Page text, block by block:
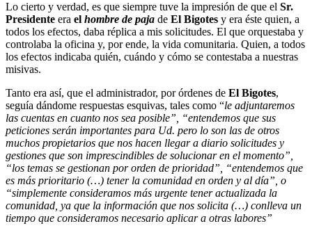
Lo cierto y verdad, es que siempre tuve la impresión de que el Sr.
Presidente era el hombre de paja de El Bigotes y era éste quien, a
todos los efectos, daba réplica a mis solicitudes. El que orquestaba y
controlaba la oficina y, por ende, la vida comunitaria. Quien, a todos
los efectos indicaba quién, cuándo y cómo se contestaba a nuestras
misivas.
Tanto era así, que el administrador, por órdenes de El Bigotes,
seguía dándome respuestas esquivas, tales como “le adjuntaremos
las cuentas en cuanto nos sea posible”, “entendemos que sus
peticiones serán importantes para Ud. pero lo son las de otros
muchos propietarios que nos hacen llegar a diario solicitudes y
gestiones que son imprescindibles de solucionar en el momento”,
“los temas se gestionan por orden de prioridad”, “entendemos que
es más prioritario (…) tener la comunidad en orden y al día”, o
“simplemente consideramos más urgente tener actualizada la
comunidad, ya que la información que nos solicita (…) conlleva un
tiempo que consideramos necesario aplicar a otras labores”